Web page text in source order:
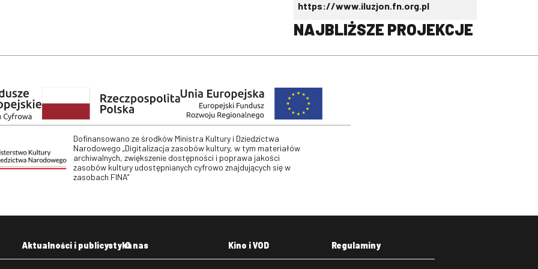
https://www.iluzjon.fn.org.pl
NAJBLIŻSZE PROJEKCJE
Dofinansowano ze środków Ministra Kultury i Dziedzictwa
Narodowego „Digitalizacja zasobów kultury, w tym materiałów
archiwalnych, zwiększenie dostępności i poprawa jakości
zasobów kultury udostępnianych cyfrowo znajdujących się w
zasobach FINA”
Aktualności i publicystykaO nas Kino i VOD Regulaminy